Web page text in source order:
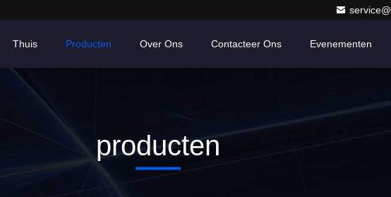
Thuis Producten Over Ons Contacteer Ons Evenementen
producten